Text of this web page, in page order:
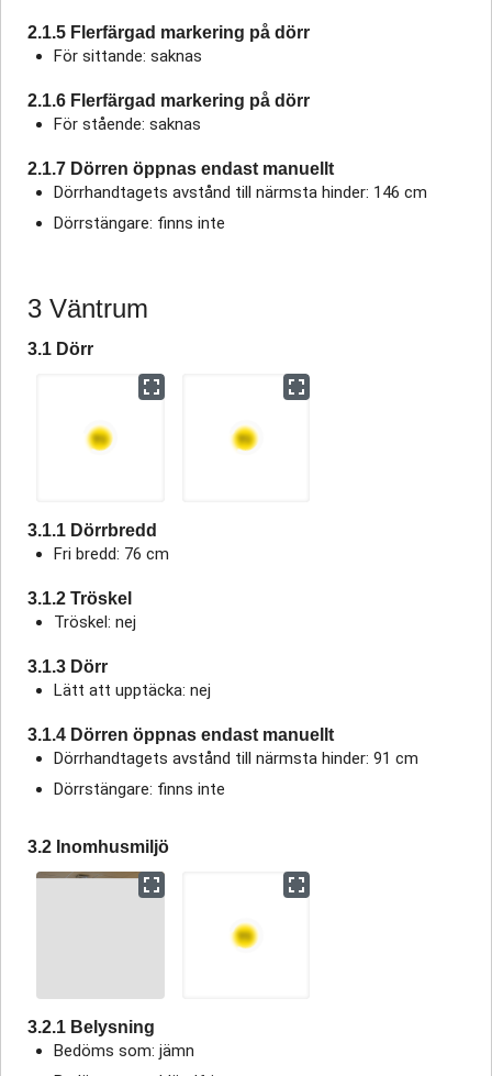
2.1.5 Flerfärgad markering på dörr
För sittande: saknas
2.1.6 Flerfärgad markering på dörr
För stående: saknas
2.1.7 Dörren öppnas endast manuellt
Dörrhandtagets avstånd till närmsta hinder: 146 cm
Dörrstängare: finns inte
3 Väntrum
3.1 Dörr
3.1.1 Dörrbredd
Fri bredd: 76 cm
3.1.2 Tröskel
Tröskel: nej
3.1.3 Dörr
Lätt att upptäcka: nej
3.1.4 Dörren öppnas endast manuellt
Dörrhandtagets avstånd till närmsta hinder: 91 cm
Dörrstängare: finns inte
3.2 Inomhusmiljö
3.2.1 Belysning
Bedöms som: jämn